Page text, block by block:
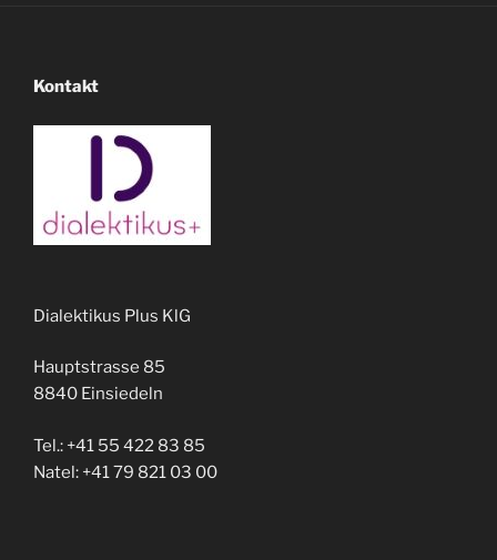
Kontakt
Dialektikus Plus KlG
Hauptstrasse 85
8840 Einsiedeln
Tel.: +41 55 422 83 85
Natel: +41 79 821 03 00